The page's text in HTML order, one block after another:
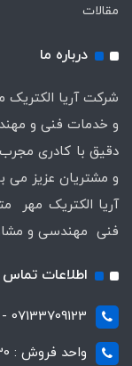
مقالات
درباره ما
و خدمات فنی و
دقیق با کادری
و مشتریان عزیز می
آریا الکتریک مهر
فنی مهندسی و
اطلاعات تماس
07133709123 - 07137530483
واحد فروش : 09302761130